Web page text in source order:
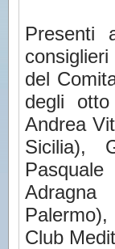
Presenti
del
degli
Andrea
Sicilia),
Adragna
Club